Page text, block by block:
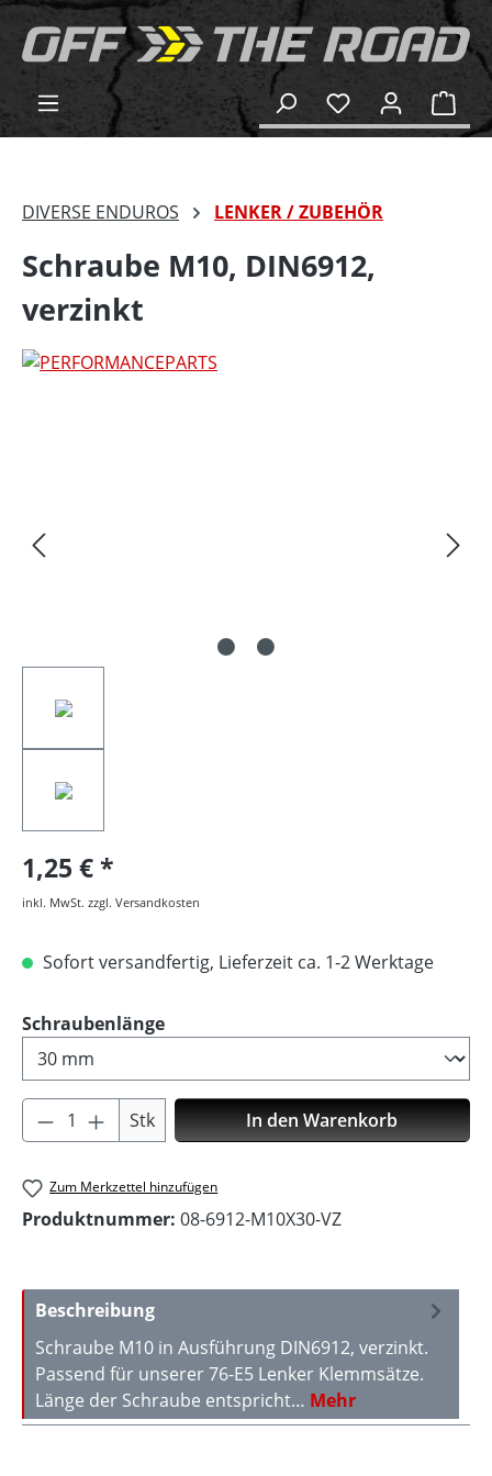
springen
DIVERSE ENDUROS LENKER / ZUBEHÖR
Schraube M10, DIN6912,
verzinkt
1,25 €
inkl. MwSt. zzgl. Versandkosten
Sofort versandfertig, Lieferzeit ca. 1-2 Werktage
Schraubenlängeauswählen
Produkt Anzahl: Gib den gewünschten
Stk In den Warenkorb
Zum Merkzettel hinzufügen
Produktnummer: 08-6912-M10X30-VZ
Beschreibung
Schraube M10 in Ausführung DIN6912, verzinkt.
Passend für unserer 76-E5 Lenker Klemmsätze.
Länge der Schraube entspricht… Mehr